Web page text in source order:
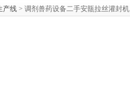
产线 > 调剂兽药设备二手安瓿拉丝灌封机